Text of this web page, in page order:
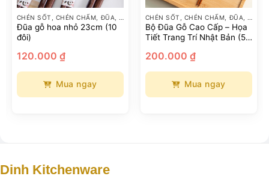
CHÉN SỐT, CHÉN CHẤM, ĐŨA, GÁC ĐŨA
Đũa gỗ hoa nhỏ 23cm (10
đôi)
120.000 ₫
Mua ngay
CHÉN SỐT, CHÉN CHẤM, ĐŨA, GÁC ĐŨA
Bộ Đũa Gỗ Cao Cấp – Họa
Tiết Trang Trí Nhật Bản (5
200.000 ₫
Mua ngay
₫
Dinh Kitchenware